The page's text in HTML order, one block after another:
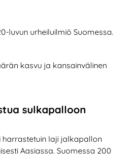
luvun urheiluilmiö Suomessa.
kasvu ja kansainvälinen
sulkapalloon
harrastetuin laji jalkapallon
Aasiassa. Suomessa 200